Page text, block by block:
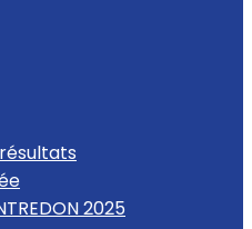
2025